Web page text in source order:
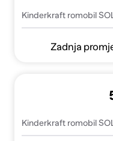
Kinderkraft romobil
Zadnja
Kinderkraft romobil